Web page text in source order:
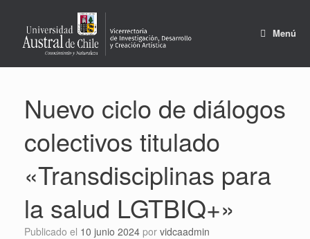
contenido
Menú
Nuevo ciclo de diálogos
colectivos titulado
«Transdisciplinas para
la salud LGTBIQ+»
Publicado el 10 junio 2024 por vidcaadmin